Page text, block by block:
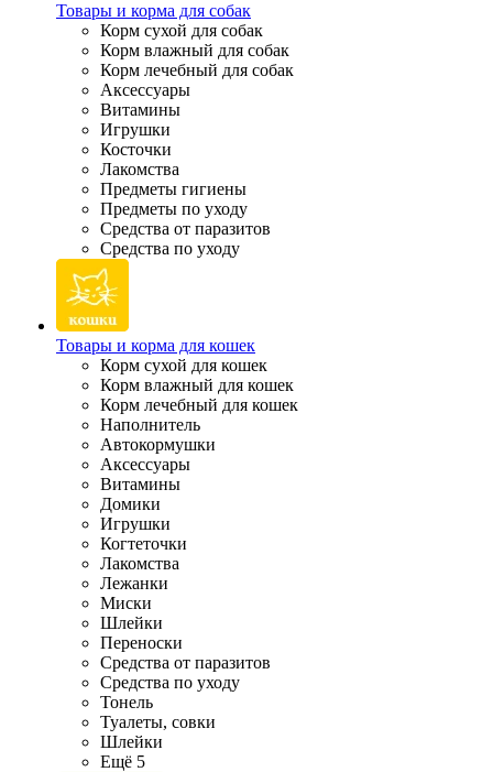
Товары и корма для собак
Корм сухой для собак
Корм влажный для собак
Корм лечебный для собак
Аксессуары
Витамины
Игрушки
Косточки
Лакомства
Предметы гигиены
Предметы по уходу
Средства от паразитов
Средства по уходу
Товары и корма для кошек
Корм сухой для кошек
Корм влажный для кошек
Корм лечебный для кошек
Наполнитель
Автокормушки
Аксессуары
Витамины
Домики
Игрушки
Когтеточки
Лакомства
Лежанки
Миски
Шлейки
Переноски
Средства от паразитов
Средства по уходу
Тонель
Туалеты, совки
Шлейки
Ещё 5